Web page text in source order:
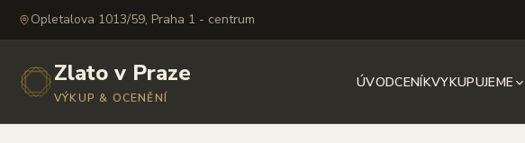
Opletalova 1013/59, Praha 1 - centrum
Zlato v Praze
VÝKUP & OCENĚNÍ
ÚVODCENÍKVYKUPUJEME